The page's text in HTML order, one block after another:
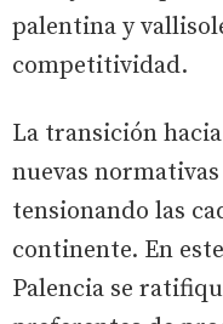
palentina y
competitividad.
La transición
nuevas
tensionando las
continente. En
Palencia se